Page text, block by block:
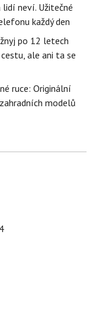
neví. Užitečné
každý den
po 12 letech
ale ani ta se
ruce: Originální
modelů